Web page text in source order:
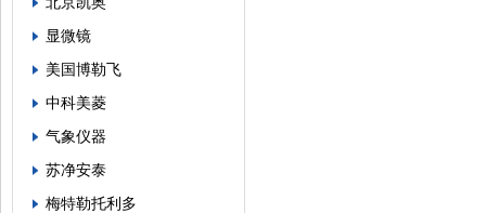
显微镜
美国博勒飞
中科美菱
气象仪器
苏净安泰
梅特勒托利多